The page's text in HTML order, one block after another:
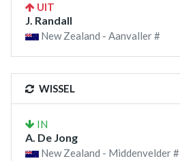
UIT
J. Randall
New Zealand - Aanvaller #
WISSEL
IN
A. De Jong
New Zealand - Middenvelder #